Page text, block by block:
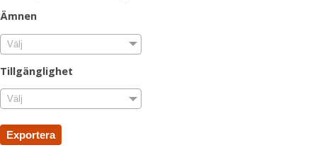
Ämnen
Välj
Tillgänglighet
Välj
Exportera